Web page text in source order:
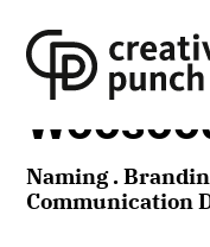
content
Naming .
Communication